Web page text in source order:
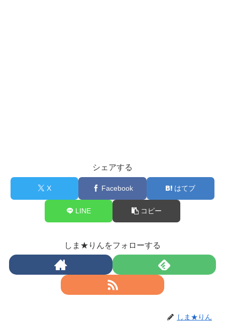
シェアする
X Facebook はてブ
LINE コピー
しま★りんをフォローする
しま★りん